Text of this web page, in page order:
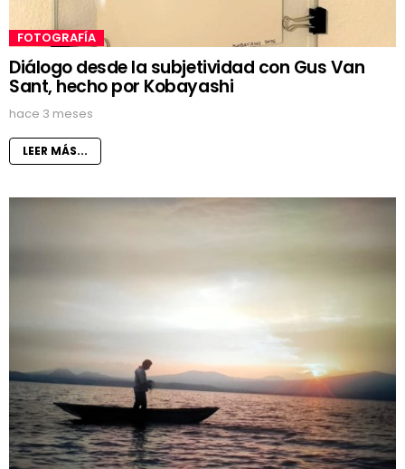
FOTOGRAFÍA
Diálogo desde la subjetividad con Gus Van
Sant, hecho por Kobayashi
hace 3 meses
LEER MÁS...